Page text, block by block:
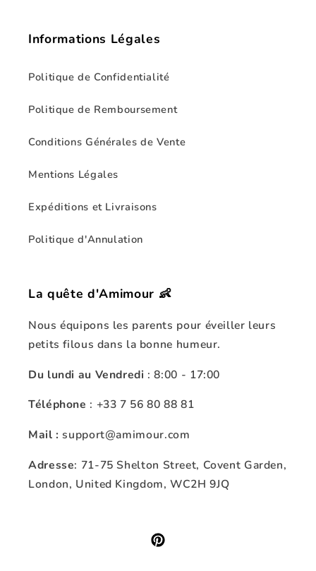
Informations Légales
Politique de Confidentialité
Politique de Remboursement
Conditions Générales de Vente
Mentions Légales
Expéditions et Livraisons
Politique d'Annulation
La quête d'Amimour 👶
Nous équipons les parents pour éveiller leurs
petits filous dans la bonne humeur.
Du lundi au Vendredi : 8:00 - 17:00
Téléphone : +33 7 56 80 88 81
Mail :support@amimour.com
Adresse: 71-75 Shelton Street, Covent Garden,
London, United Kingdom, WC2H 9JQ
Pinterest